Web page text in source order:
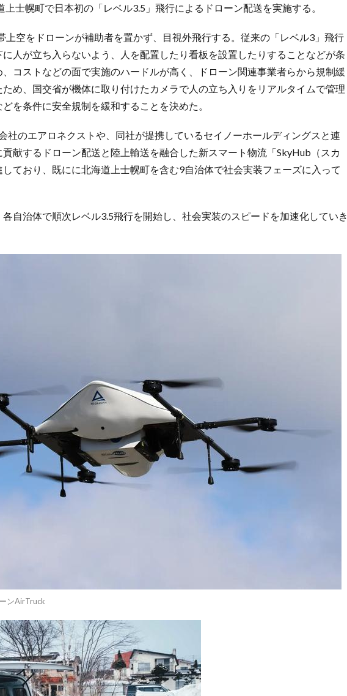
士幌町で日本初の「レベル3.5」飛行によるドローン配送を実施する。
上空をドローンが補助者を置かず、目視外飛行する。従来の「レベル3」飛行
人が立ち入らないよう、人を配置したり看板を設置したりすることなどが条
コストなどの面で実施のハードルが高く、ドローン関連事業者らから規制緩
め、国交省が機体に取り付けたカメラで人の立ち入りをリアルタイムで管理
を条件に安全規制を緩和することを決めた。
社のエアロネクストや、同社が提携しているセイノーホールディングスと連
献するドローン配送と陸上輸送を融合した新スマート物流「SkyHub（スカ
ており、既にに北海道上士幌町を含む9自治体で社会実装フェーズに入って
自治体で順次レベル3.5飛行を開始し、社会実装のスピードを加速化していき
ンAirTruck